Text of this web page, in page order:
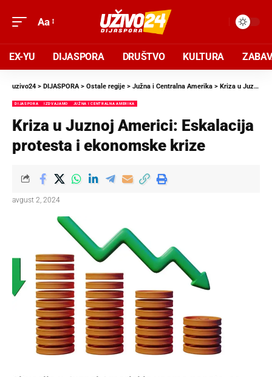
Aa
EX-YU DIJASPORA DRUŠTVO KULTURA
uzivo24 > DIJASPORA> Ostale regije > Južna i Centralna Amerika > Kriza u Juznoj Americi: Eskalacija protesta i ekonomske krize
DIJASPORA IZDVAJAMO JUŽNA I CENTRALNA AMERIKA
Kriza u Juznoj Americi: Eskalacija
protesta i ekonomske krize
avgust 2, 2024